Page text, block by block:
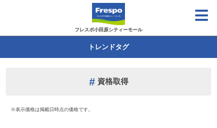
フレスポ小田原シティーモール
トレンドタグ
資格取得
※表示価格は掲載日時点の価格です。